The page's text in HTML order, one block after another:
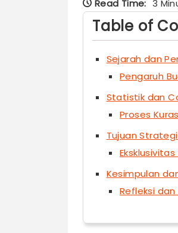
Read Time: 3
Table of
Sejarah dan
Pengaruh
Statistik dan
Proses
Tujuan
Kesimpulan
Refleksi